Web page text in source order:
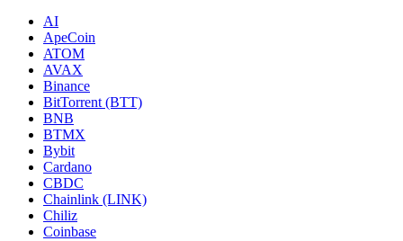
AI
ApeCoin
ATOM
AVAX
Binance
BitTorrent (BTT)
BNB
BTMX
Bybit
Cardano
CBDC
Chainlink (LINK)
Chiliz
Coinbase